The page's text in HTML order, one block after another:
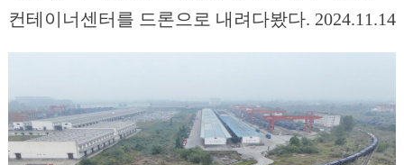
컨테이너센터를 드론으로 내려다봤다. 2024.11.14